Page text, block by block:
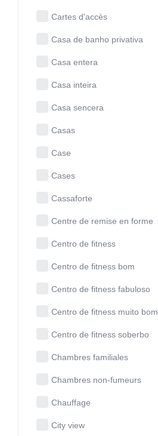
Cartes d'accès
Casa de banho privativa
Casa entera
Casa inteira
Casa sencera
Casas
Case
Cases
Cassaforte
Centre de remise en forme
Centro de fitness
Centro de fitness bom
Centro de fitness fabuloso
Centro de fitness muito bom
Centro de fitness soberbo
Chambres familiales
Chambres non-fumeurs
Chauffage
City view